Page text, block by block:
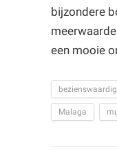
bijzondere
een mooie
Malaga